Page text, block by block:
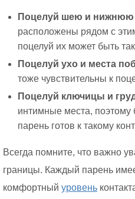
Поцелуй шею и нижнюю
расположены рядом с
поцелуй их может быть
Поцелуй ухо и места
тоже чувствительны к
Поцелуй ключицы и
интимные места, поэтому
парень готов к такому
Всегда помните, что важно
границы. Каждый парень
комфортный уровень